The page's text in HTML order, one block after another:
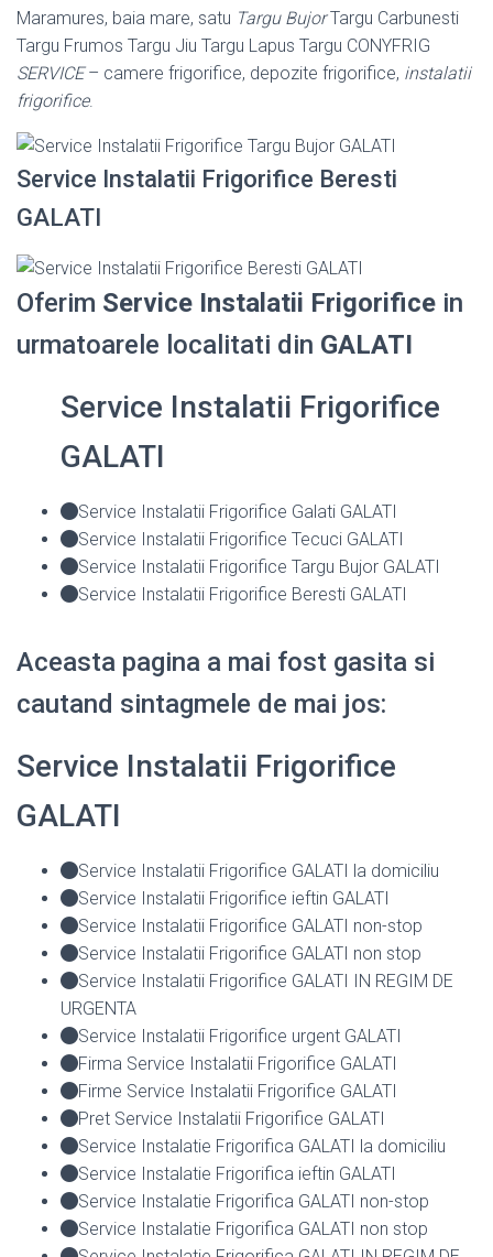
Maramures, baia mare, satu Targu BujorTargu Carbunesti
Targu Frumos Targu Jiu Targu Lapus Targu CONYFRIG
SERVICE– camere frigorifice, depozite frigorifice, instalatii
frigorifice.
Service Instalatii Frigorifice Beresti
GALATI
Oferim Service Instalatii Frigorifice in
urmatoarele localitati din GALATI
Service Instalatii Frigorifice
GALATI
Service Instalatii Frigorifice Galati GALATI
Service Instalatii Frigorifice Tecuci GALATI
Service Instalatii Frigorifice Targu Bujor GALATI
Service Instalatii Frigorifice Beresti GALATI
Aceasta pagina a mai fost gasita si
cautand sintagmele de mai jos:
Service Instalatii Frigorifice
GALATI
Service Instalatii Frigorifice GALATI la domiciliu
Service Instalatii Frigorifice ieftin GALATI
Service Instalatii Frigorifice GALATI non-stop
Service Instalatii Frigorifice GALATI non stop
Service Instalatii Frigorifice GALATI IN REGIM DE
URGENTA
Service Instalatii Frigorifice urgent GALATI
Firma Service Instalatii Frigorifice GALATI
Firme Service Instalatii Frigorifice GALATI
Pret Service Instalatii Frigorifice GALATI
Service Instalatie Frigorifica GALATI la domiciliu
Service Instalatie Frigorifica ieftin GALATI
Service Instalatie Frigorifica GALATI non-stop
Service Instalatie Frigorifica GALATI non stop